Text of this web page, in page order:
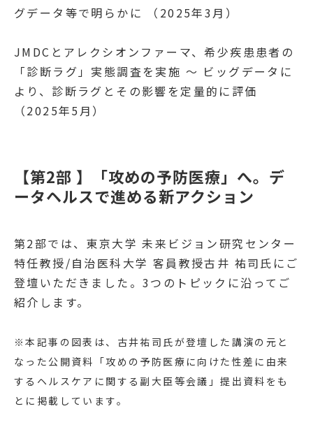
グデータ等で明らかに
（2025年3月）
JMDCとアレクシオンファーマ、希少疾患患者の
「診断ラグ」実態調査を実施 ～ ビッグデータに
より、診断ラグとその影響を定量的に評価
（2025年5月）
【第2部 】「攻めの予防医療」へ。デ
ータヘルスで進める新アクション
第2部では、東京大学 未来ビジョン研究センター
特任教授/自治医科大学 客員教授古井 祐司氏にご
登壇いただきました。3つのトピックに沿ってご
紹介します。
※本記事の図表は、古井祐司氏が登壇した講演の元と
なった公開資料「攻めの予防医療に向けた性差に由来
するヘルスケアに関する副大臣等会議」提出資料をも
とに掲載しています。